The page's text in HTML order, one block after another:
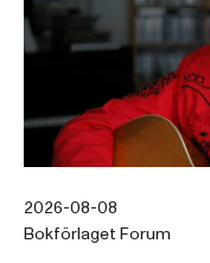
2026-08-08
Bokförlaget Forum